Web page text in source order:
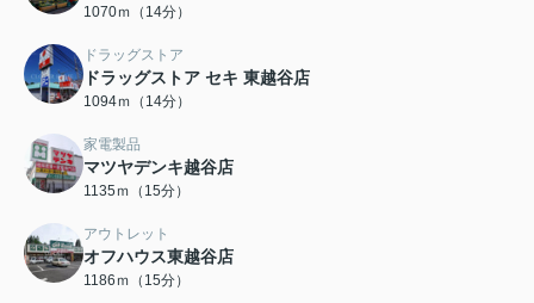
1070ｍ（14分）
ドラッグストア
ドラッグストア セキ 東越谷店
1094ｍ（14分）
家電製品
マツヤデンキ越谷店
1135ｍ（15分）
アウトレット
オフハウス東越谷店
1186ｍ（15分）